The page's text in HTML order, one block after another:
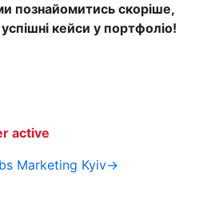
познайомитись скоріше,
кейси у портфоліо!
active
Marketing Kyiv→